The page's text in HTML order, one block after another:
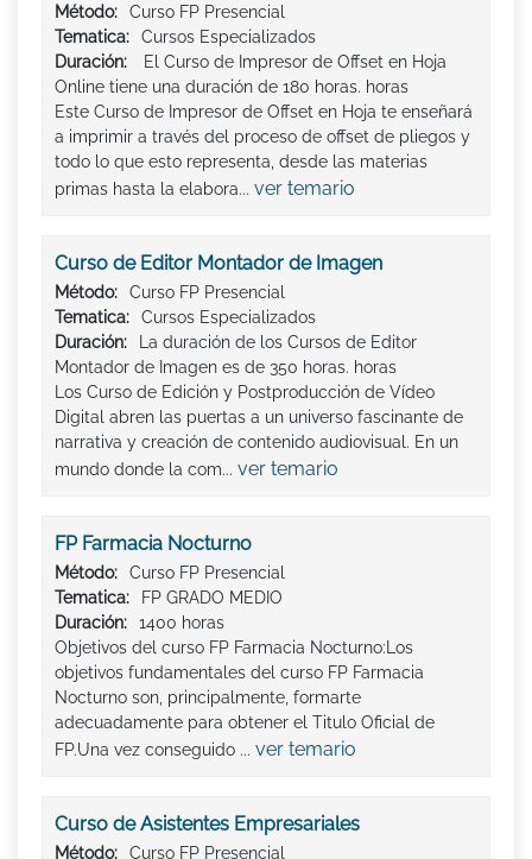
Método:
Curso FP Presencial
Tematica:
Cursos Especializados
Duración:
El Curso de Impresor de Offset en Hoja
Online tiene una duración de 180 horas. horas
Este Curso de Impresor de Offset en Hoja te enseñará
a imprimir a través del proceso de offset de pliegos y
todo lo que esto representa, desde las materias
primas hasta la elabora... ver temario
Curso de Editor Montador de Imagen
Método:
Curso FP Presencial
Tematica:
Cursos Especializados
Duración:
La duración de los Cursos de Editor
Montador de Imagen es de 350 horas. horas
Los Curso de Edición y Postproducción de Vídeo
Digital abren las puertas a un universo fascinante de
narrativa y creación de contenido audiovisual. En un
mundo donde la com... ver temario
FP Farmacia Nocturno
Método:
Curso FP Presencial
Tematica:
FP GRADO MEDIO
Duración:
1400 horas
Objetivos del curso FP Farmacia Nocturno:Los
objetivos fundamentales del curso FP Farmacia
Nocturno son, principalmente, formarte
adecuadamente para obtener el Titulo Oficial de
FP.Una vez conseguido ... ver temario
Curso de Asistentes Empresariales
Método:
Curso FP Presencial